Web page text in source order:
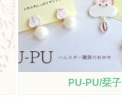
PU-PU/栞子